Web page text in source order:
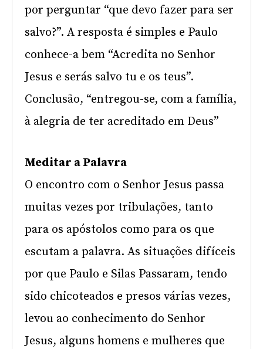
por perguntar “que devo fazer para ser
salvo?”. A resposta é simples e Paulo
conhece-a bem “Acredita no Senhor
Jesus e serás salvo tu e os teus”.
Conclusão, “entregou-se, com a família,
à alegria de ter acreditado em Deus”
Meditar a Palavra
O encontro com o Senhor Jesus passa
muitas vezes por tribulações, tanto
para os apóstolos como para os que
escutam a palavra. As situações difíceis
por que Paulo e Silas Passaram, tendo
sido chicoteados e presos várias vezes,
levou ao conhecimento do Senhor
Jesus, alguns homens e mulheres que